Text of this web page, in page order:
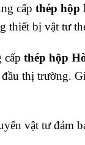
cấp thép hộp
thiết bị vật tư
cấp thép hộp
thị trường.
vật tư đảm